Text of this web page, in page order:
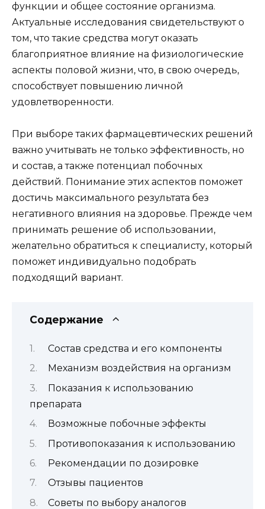
функции и общее состояние организма.
Актуальные исследования свидетельствуют о
том, что такие средства могут оказать
благоприятное влияние на физиологические
аспекты половой жизни, что, в свою очередь,
способствует повышению личной
удовлетворенности.
При выборе таких фармацевтических решений
важно учитывать не только эффективность, но
и состав, а также потенциал побочных
действий. Понимание этих аспектов поможет
достичь максимального результата без
негативного влияния на здоровье. Прежде чем
принимать решение об использовании,
желательно обратиться к специалисту, который
поможет индивидуально подобрать
подходящий вариант.
Содержание
Состав средства и его компоненты
Механизм воздействия на организм
Показания к использованию
препарата
Возможные побочные эффекты
Противопоказания к использованию
Рекомендации по дозировке
Отзывы пациентов
Советы по выбору аналогов